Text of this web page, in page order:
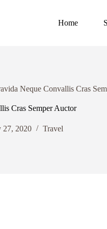
Home
Neque Convallis Cras
Cras Semper Auctor
27, 2020 Travel